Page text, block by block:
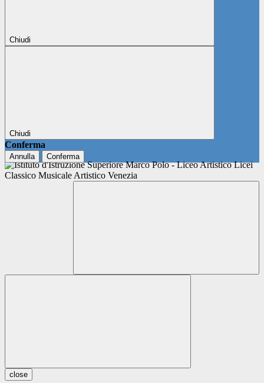
Chiudi
Chiudi
Conferma
Annulla Conferma
close